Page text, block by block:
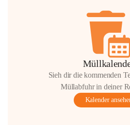
Sieh dir die kommenden
Müllabfuhr in deiner
Kalender